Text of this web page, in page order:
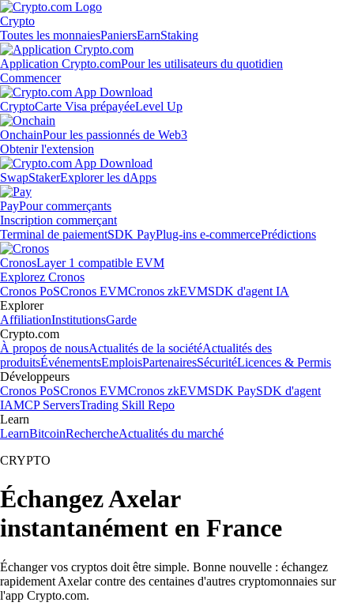
Crypto
Toutes les monnaiesPaniersEarnStaking
Application Crypto.comPour les utilisateurs du quotidien
Commencer
CryptoCarte Visa prépayéeLevel Up
OnchainPour les passionnés de Web3
Obtenir l'extension
SwapStakerExplorer les dApps
PayPour commerçants
Inscription commerçant
Terminal de paiementSDK PayPlug-ins e-commercePrédictions
CronosLayer 1 compatible EVM
Explorez Cronos
Cronos PoSCronos EVMCronos zkEVMSDK d'agent IA
Explorer
AffiliationInstitutionsGarde
Crypto.com
À propos de nousActualités de la sociétéActualités des
produitsÉvénementsEmploisPartenairesSécuritéLicences & Permis
Développeurs
Cronos PoSCronos EVMCronos zkEVMSDK PaySDK d'agent
IAMCP ServersTrading Skill Repo
Learn
LearnBitcoinRechercheActualités du marché
CRYPTO
Échangez Axelar
instantanément en France
Échanger vos cryptos doit être simple. Bonne nouvelle : échangez
rapidement Axelar contre des centaines d'autres cryptomonnaies sur
l'app Crypto.com.